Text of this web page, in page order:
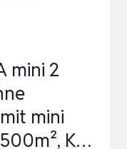
mini 2
mini
K…